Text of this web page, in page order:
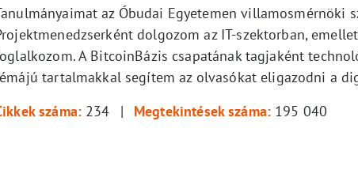
az Óbudai Egyetemen villamosmérnöki
dolgozom az IT-szektorban,
A BitcoinBázis csapatának tagjaként
tartalmakkal segítem az olvasókat eligazodni a
száma: 234 Megtekintések száma: 195 040